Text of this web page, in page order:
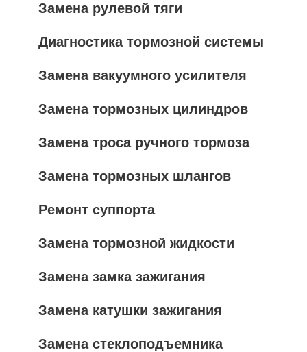
Замена рулевой тяги
Диагностика тормозной системы
Замена вакуумного усилителя
Замена тормозных цилиндров
Замена троса ручного тормоза
Замена тормозных шлангов
Ремонт суппорта
Замена тормозной жидкости
Замена замка зажигания
Замена катушки зажигания
Замена стеклоподъемника